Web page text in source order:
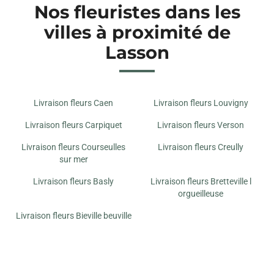
MAMI FLEURS
7 BIS RUE DE CAEN
14740 BRETTEVILLE L ORGUEILLEUSE
14000 CAEN
NIMALYS
2 B RUE DES ECOLES
Nos fleuristes dans les
villes à proximité de
Lasson
Livraison fleurs Caen Livraison fleurs Louvigny
Livraison fleurs Carpiquet Livraison fleurs Verson
Livraison fleurs Courseulles
sur mer
Livraison fleurs Creully
Livraison fleurs Basly
Livraison fleurs Bretteville l
orgueilleuse
Livraison fleurs Bieville beuville